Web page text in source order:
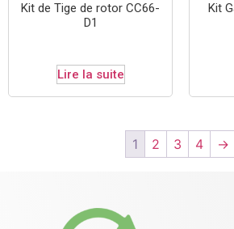
Kit de Tige de rotor CC66-
D1
Lire la suite
Kit
1 2 3 4 →